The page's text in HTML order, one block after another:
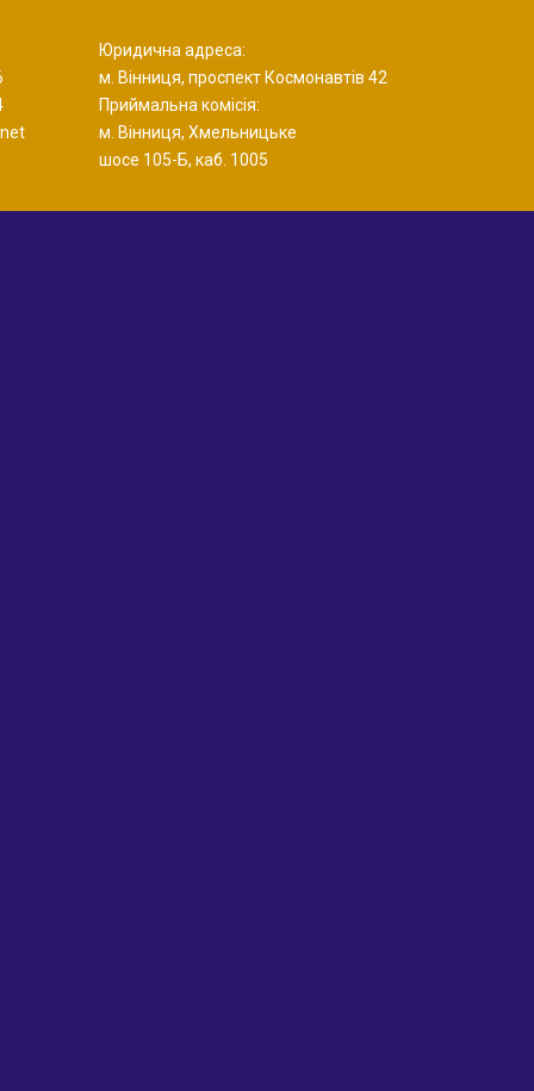
Юридична адреса:
м. Вінниця, проспект Космонавтів 42
Приймальна комісія:
м. Вінниця, Хмельницьке
шосе 105-Б, каб. 1005